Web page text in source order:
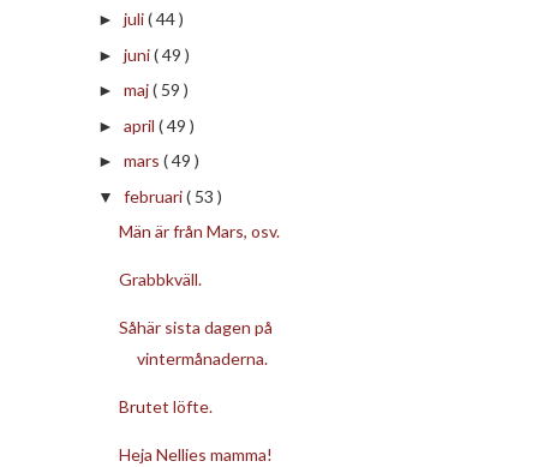
► juli( 44 )
► juni( 49 )
► maj( 59 )
► april ( 49 )
► mars ( 49 )
▼ februari( 53 )
Män är från Mars, osv.
Grabbkväll.
Såhär sista dagen på
vintermånaderna.
Brutet löfte.
Heja Nellies mamma!